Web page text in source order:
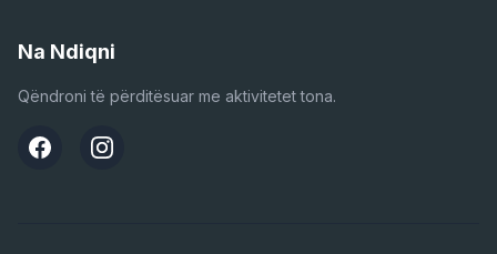
Na Ndiqni
Qëndroni të përditësuar me aktivitetet tona.